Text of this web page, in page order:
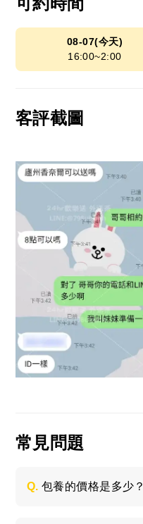
08-07(今天)
16:00~2:00
客評截圖
常見問題
Q. 包養的價格是多少？